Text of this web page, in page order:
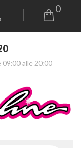
09:00 alle 20:00
0